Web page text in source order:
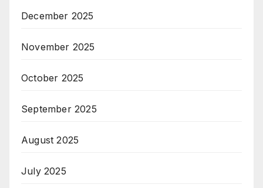
December 2025
November 2025
October 2025
September 2025
August 2025
July 2025